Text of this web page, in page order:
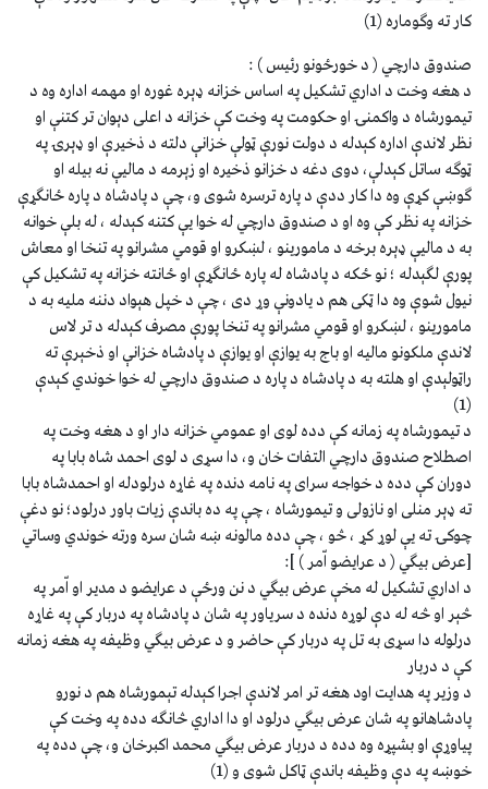
كار ته وګوماره (1)
صندوق دارچي ( د خورځونو رئيس ) :
د هغه وخت د اداري تشكيل په اساس خزانه ډېره غوره او مهمه اداره وه د
تيمورشاه د واكمنۍ او حكومت په وخت كې خزانه د اعلى دېوان تر كتنې او
نظر لاندې اداره كېدله د دولت نورې ټولې خزانې دلته د ذخيرې او ډېرۍ په
ټوګه ساتل كېدلې، دوى دغه د خزانو ذخيره او زېرمه د ماليې نه بيله او
ګوښې كړې وه دا كار ددې د پاره ترسره شوى و، چې د پادشاه د پاره ځانګړې
خزانه په نظر كې وه او د صندوق دارچي له خوا يې كتنه كېدله ، له بلې خوانه
به د ماليې ډېره برخه د مامورينو ، لښكرو او قومي مشرانو په تنخا او معاش
پورې لګېدله ؛ نو ځكه د پادشاه له پاره ځانګړې او ځانته خزانه په تشكيل كې
نيول شوې وه دا ټكى هم د يادونې وړ دى ، چې د خپل هېواد دننه مليه به د
مامورينو ، لښكرو او قومي مشرانو په تنخا پورې مصرف كېدله د تر لاس
لاندې ملكونو ماليه او باج به يوازې او يوازې د پادشاه خزانې او ذخېرې ته
راټولېدې او هلته به د پادشاه د پاره د صندوق دارچي له خوا خوندي كېدې
(1)
د تيمورشاه په زمانه كې دده لوى او عمومي خزانه دار او د هغه وخت په
اصطلاح صندوق دارچي التفات خان و، دا سړى د لوى احمد شاه بابا په
دوران كې دده د خواجه سراى په نامه دنده په غاړه درلودله او احمدشاه بابا
ته ډېر منلى او نازولى و تيمورشاه ، چې په ده باندې زيات باور درلود؛ نو دغې
چوكۍ ته يې لوړ كړ ، څو ، چې دده مالونه ښه شان سره ورته خوندي وساتي
[عرض بيګي ( د عرايضو اّمر ) ]:
د اداري تشكيل له مخې عرض بيګي د نن ورځې د عرايضو د مدير او اّمر په
څېر او څه له دې لوړه دنده د سرياور په شان د پادشاه په دربار كې په غاړه
درلوله دا سړى به تل په دربار كې حاضر و د عرض بيګي وظيفه په هغه زمانه
كې د دربار
د وزير په هدايت اود هغه تر امر لاندې اجرا كېدله تېمورشاه هم د نورو
پادشاهانو په شان عرض بيګي درلود او دا اداري څانګه دده په وخت كې
پياوړې او بشپړه وه دده د دربار عرض بيګي محمد اكبرخان و، چې دده په
خوښه په دې وظيفه باندې ټاكل شوى و (1)